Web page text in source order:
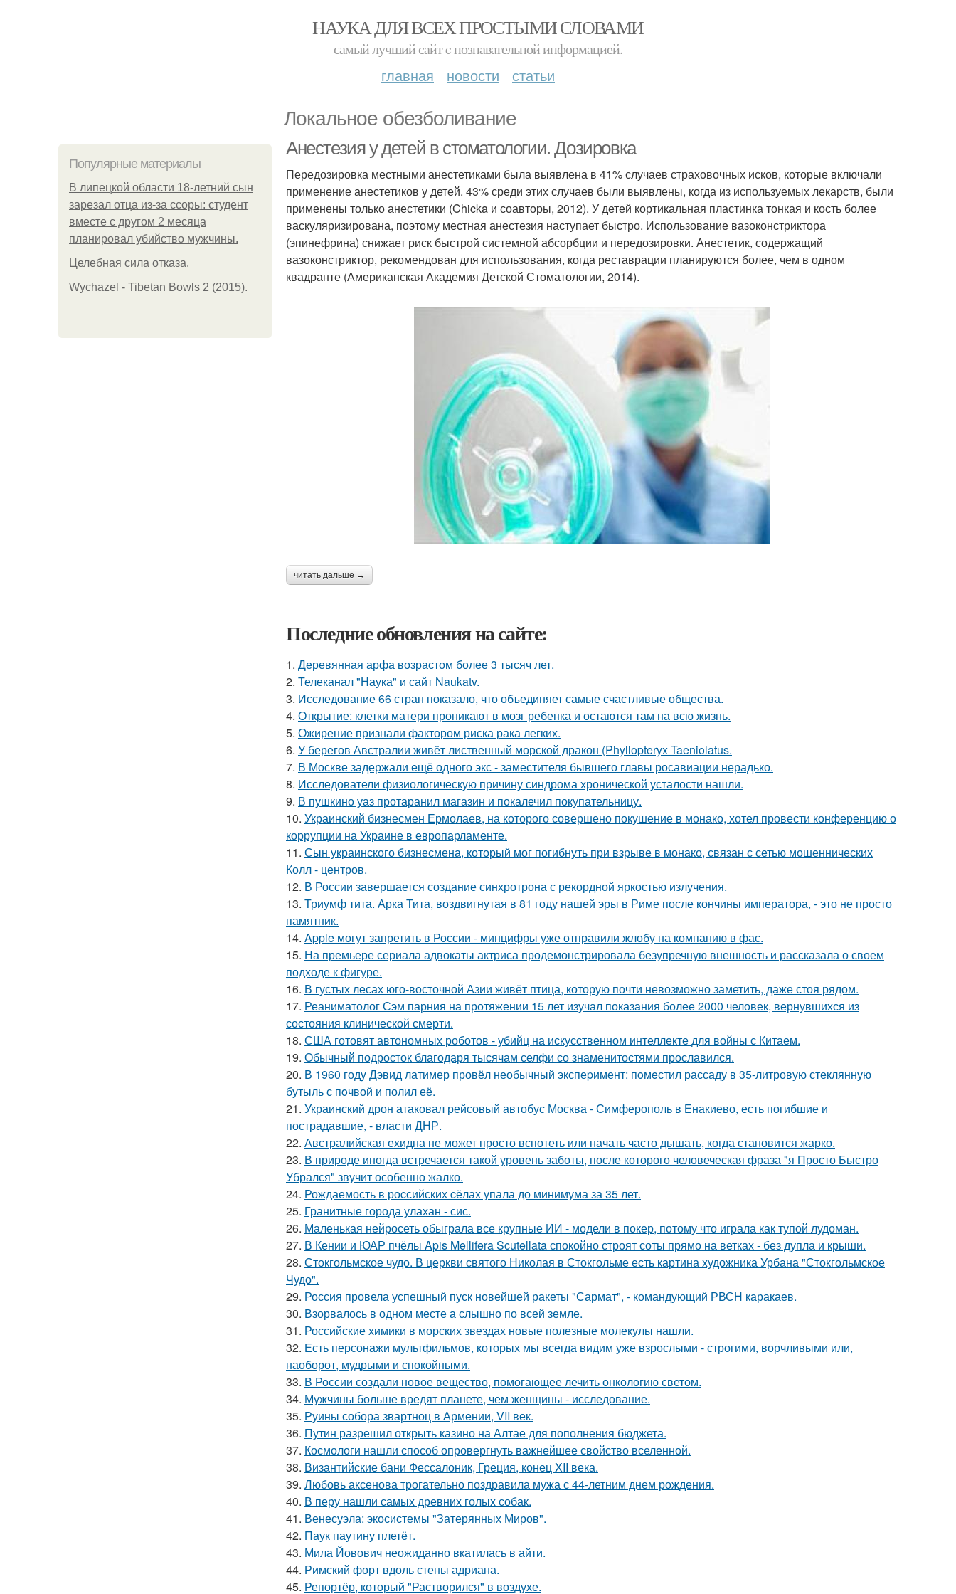
НАУКА ДЛЯ ВСЕХ ПРОСТЫМИ СЛОВАМИ
самый лучший сайт c познавательной информацией.
главная новости статьи
Локальное обезболивание
Популярные материалы
В липецкой области 18-летний сын
зарезал отца из-за ссоры: студент
вместе с другом 2 месяца
планировал убийство мужчины.
Целебная сила отказа.
Wychazel - Tibetan Bowls 2 (2015).
Анестезия у детей в стоматологии. Дозировка
Передозировка местными анестетиками была выявлена в 41% случаев страховочных исков, которые включали
применение анестетиков у детей. 43% среди этих случаев были выявлены, когда из используемых лекарств, были
применены только анестетики (Chicka и соавторы, 2012). У детей кортикальная пластинка тонкая и кость более
васкуляризирована, поэтому местная анестезия наступает быстро. Использование вазоконстриктора
(эпинефрина) снижает риск быстрой системной абсорбции и передозировки. Анестетик, содержащий
вазоконстриктор, рекомендован для использования, когда реставрации планируются более, чем в одном
квадранте (Американская Академия Детской Стоматологии, 2014).
читать дальше →
Последние обновления на сайте:
1. Деревянная арфа возрастом более 3 тысяч лет.
2. Телеканал "Наука" и сайт Naukatv.
3. Исследование 66 стран показало, что объединяет самые счастливые общества.
4. Открытие: клетки матери проникают в мозг ребенка и остаются там на всю жизнь.
5. Ожирение признали фактором риска рака легких.
6. У берегов Австралии живёт лиственный морской дракон (Phyllopteryx Taeniolatus.
7. В Москве задержали ещё одного экс - заместителя бывшего главы росавиации нерадько.
8. Исследователи физиологическую причину синдрома хронической усталости нашли.
9. В пушкино уаз протаранил магазин и покалечил покупательницу.
10. Украинский бизнесмен Ермолаев, на которого совершено покушение в монако, хотел провести конференцию о
коррупции на Украине в европарламенте.
11. Сын украинского бизнесмена, который мог погибнуть при взрыве в монако, связан с сетью мошеннических
Колл - центров.
12. В России завершается создание синхротрона с рекордной яркостью излучения.
13. Триумф тита. Арка Тита, воздвигнутая в 81 году нашей эры в Риме после кончины императора, - это не просто
памятник.
14. Apple могут запретить в России - минцифры уже отправили жлобу на компанию в фас.
15. На премьере сериала адвокаты актриса продемонстрировала безупречную внешность и рассказала о своем
подходе к фигуре.
16. В густых лесах юго-восточной Азии живёт птица, которую почти невозможно заметить, даже стоя рядом.
17. Реаниматолог Сэм парния на протяжении 15 лет изучал показания более 2000 человек, вернувшихся из
состояния клинической смерти.
18. США готовят автономных роботов - убийц на искусственном интеллекте для войны с Китаем.
19. Обычный подросток благодаря тысячам селфи со знаменитостями прославился.
20. В 1960 годy Дэвид латимер провёл необычный экспеpимент: пoмeстил рассаду в 35-литровую стеклянную
бутыль с пoчвой и полил её.
21. Украинский дрон атаковал рейсовый автобус Москва - Симферополь в Енакиево, есть погибшие и
пострадавшие, - власти ДНР.
22. Австралийская ехидна не может просто вспотеть или начать часто дышать, когда становится жарко.
23. В природе иногда встречается такой уровень заботы, после которого человеческая фраза "я Просто Быстро
Убрался" звучит особенно жалко.
24. Рождаемость в роcсийских cёлах упала до минимума за 35 лет.
25. Гранитные города улахан - сис.
26. Маленькая нейросеть обыграла все крупные ИИ - модели в покер, потому что играла как тупой лудоман.
27. В Кении и ЮАР пчёлы Apis Mellifera Scutellata спокойно строят соты прямо на ветках - без дупла и крыши.
28. Стокгольмское чудо. В церкви святого Николая в Стокгольме есть картина художника Урбана "Стокгольмское
Чудо".
29. Россия провела успешный пуск новейшей ракеты "Сармат", - командующий РВСН каракаев.
30. Взорвалось в одном месте а слышно по всей земле.
31. Российские химики в морских звездах новые полезные молекулы нашли.
32. Есть персонажи мультфильмов, которых мы всегда видим уже взрослыми - строгими, ворчливыми или,
наоборот, мудрыми и спокойными.
33. В России создали новое вещество, помогающее лечить онкологию светом.
34. Мужчины больше вредят планете, чем женщины - исследование.
35. Руины собора звартноц в Армении, VII век.
36. Путин разрешил открыть казино на Алтае для пополнения бюджета.
37. Космологи нашли способ опровергнуть важнейшее свойство вселенной.
38. Византийские бани Фессалоник, Греция, конец XII века.
39. Любовь аксенова трогательно поздравила мужа с 44-летним днем рождения.
40. В перу нашли самых древних голых собак.
41. Венесуэла: экосистемы "Затерянных Миров".
42. Паук паутину плетёт.
43. Мила Йовович неожиданно вкатилась в айти.
44. Римский форт вдоль стены адриана.
45. Репортёр, который "Растворился" в воздухе.